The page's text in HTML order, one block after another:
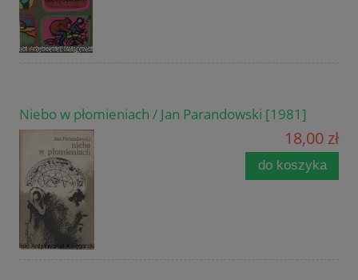
Niebo w płomieniach / Jan Parandowski [1981]
18,00 zł
do koszyka